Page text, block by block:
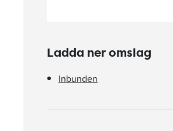
Ladda ner omslag
Inbunden